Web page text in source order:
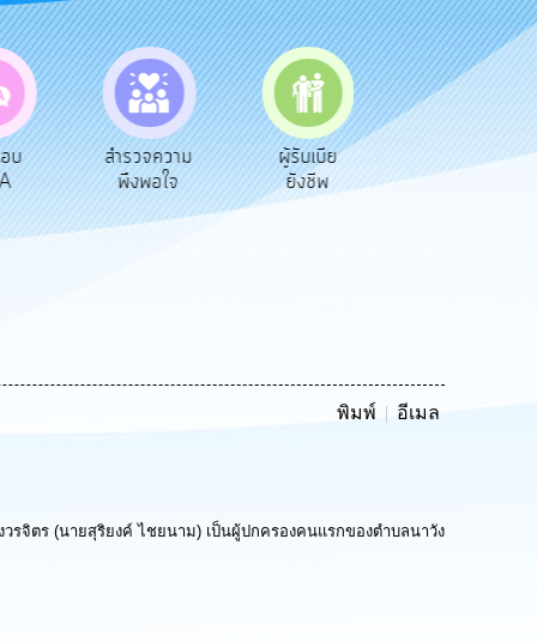
บ
สำรวจความ
พึงพอใจ
ผู้รับเบีย
ยังชีพ
ประเมินภาษี
ท้องถิ่น
พิมพ์ อีเมล
จิตร (นายสุริยงค์ ไชยนาม) เป็นผู้ปกครองคนแรกของตำบลนาวัง